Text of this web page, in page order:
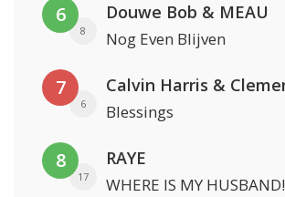
6
8
Douwe Bob & MEAU
Nog Even Blijven
7
6 Blessings
8
17
RAYE
WHERE IS MY HUSBAND!